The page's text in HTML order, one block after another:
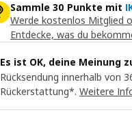
Sammle 30 Punkte mit
Werde kostenlos Mitglied
Entdecke, was du
Es ist OK, deine Meinung
Rücksendung innerhalb von
Rückerstattung*. Weitere